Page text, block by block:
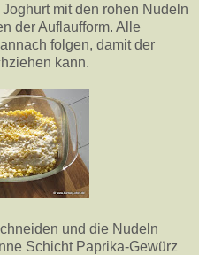
mit den rohen Nudeln
der Auflaufform. Alle
folgen, damit der
kann.
und die Nudeln
Schicht Paprika-Gewürz